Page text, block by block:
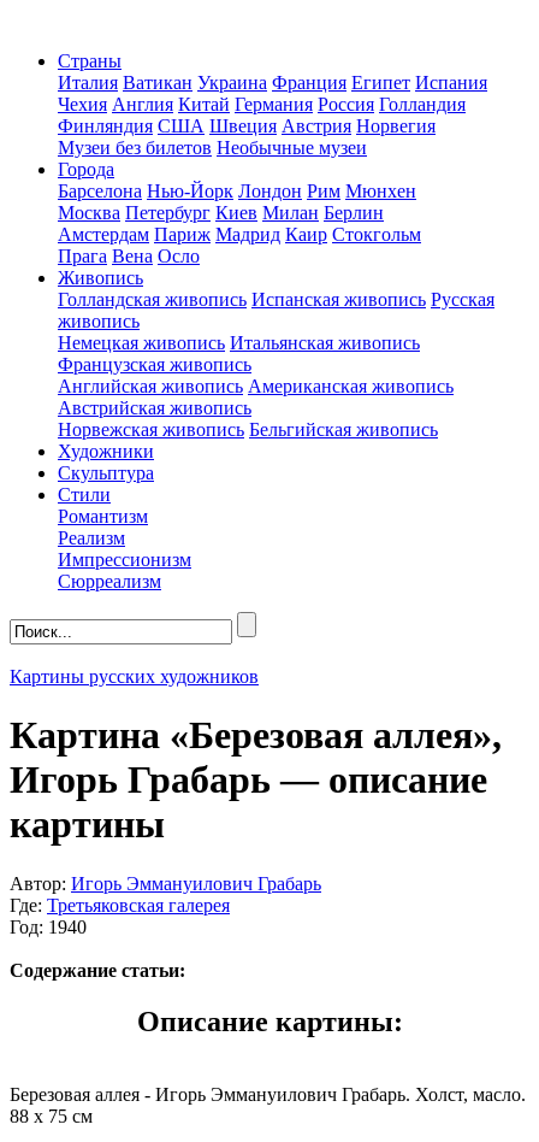
Страны
Италия Ватикан Украина Франция Египет Испания
Чехия Англия Китай Германия Россия Голландия
Финляндия США Швеция Австрия Норвегия
Музеи без билетов Необычные музеи
Города
Барселона Нью-Йорк Лондон Рим Мюнхен
Москва Петербург Киев Милан Берлин
Амстердам Париж Мадрид Каир Стокгольм
Прага Вена Осло
Живопись
Голландская живопись Испанская живопись Русская
живопись
Немецкая живопись Итальянская живопись
Французская живопись
Английская живопись Американская живопись
Австрийская живопись
Норвежская живопись Бельгийская живопись
Художники
Скульптура
Стили
Романтизм
Реализм
Импрессионизм
Сюрреализм
Картины русских художников
Картина «Березовая аллея»,
Игорь Грабарь — описание
картины
Автор: Игорь Эммануилович Грабарь
Где: Третьяковская галерея
Год: 1940
Содержание статьи:
Описание картины:
Березовая аллея - Игорь Эммануилович Грабарь. Холст, масло.
88 x 75 см